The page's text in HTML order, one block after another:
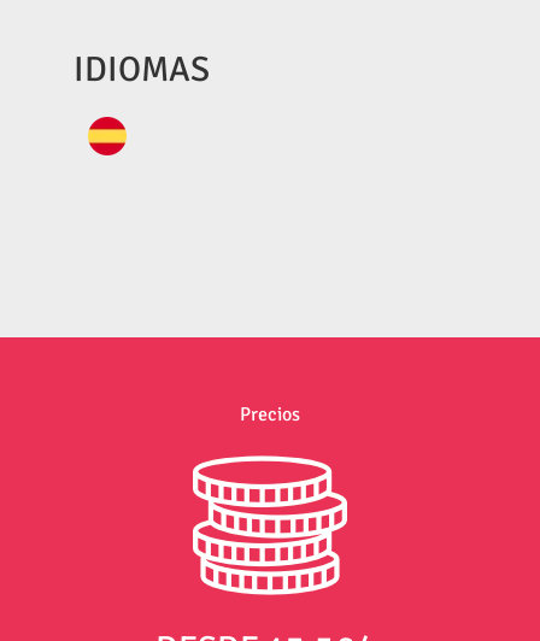
IDIOMAS
Precios